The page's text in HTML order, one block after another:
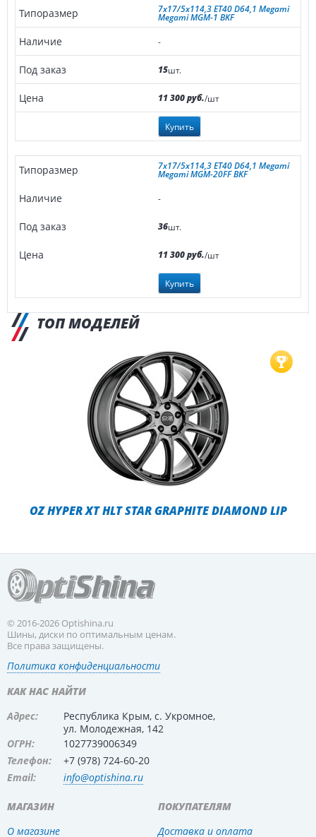
7x17/5x114,3 ET40 D64,1 Megami
Megami MGM-1 BKF
-
15шт.
11 300 руб./шт
Купить
7x17/5x114,3 ET40 D64,1 Megami
Megami MGM-20FF BKF
-
36шт.
11 300 руб./шт
Купить
ТОП МОДЕЛЕЙ
OZ HYPER XT HLT STAR GRAPHITE DIAMOND LIP
МАГАЗИН
О магазине
ПОКУПАТЕЛЯМ
Доставка и оплата
© 2016-2026 Optishina.ru
Шины, диски по оптимальным ценам.
Все права защищены.
Политика конфиденциальности
КАК НАС НАЙТИ
Адрес:
Республика Крым, с. Укромное,
ул. Молодежная, 142
ОГРН:
1027739006349
Телефон:
+7 (978) 724-60-20
Email:
info@optishina.ru